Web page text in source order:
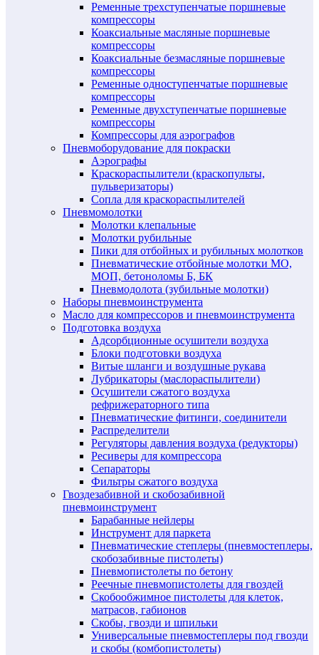
Ременные трехступенчатые поршневые
компрессоры
Коаксиальные масляные поршневые
компрессоры
Коаксиальные безмасляные поршневые
компрессоры
Ременные одноступенчатые поршневые
компрессоры
Ременные двухступенчатые поршневые
компрессоры
Компрессоры для аэрографов
Пневмоборудование для покраски
Аэрографы
Краскораспылители (краскопульты,
пульверизаторы)
Сопла для краскораспылителей
Пневмомолотки
Молотки клепальные
Молотки рубильные
Пики для отбойных и рубильных молотков
Пневматические отбойные молотки МО,
МОП, бетоноломы Б, БК
Пневмодолота (зубильные молотки)
Наборы пневмоинструмента
Масло для компрессоров и пневмоинструмента
Подготовка воздуха
Адсорбционные осушители воздуха
Блоки подготовки воздуха
Витые шланги и воздушные рукава
Лубрикаторы (маслораспылители)
Осушители сжатого воздуха
рефрижераторного типа
Пневматические фитинги, соединители
Распределители
Регуляторы давления воздуха (редукторы)
Ресиверы для компрессора
Сепараторы
Фильтры сжатого воздуха
Гвоздезабивной и скобозабивной
пневмоинструмент
Барабанные нейлеры
Инструмент для паркета
Пневматические степлеры (пневмостеплеры,
скобозабивные пистолеты)
Пневмопистолеты по бетону
Реечные пневмопистолеты для гвоздей
Скобообжимное пистолеты для клеток,
матрасов, габионов
Скобы, гвозди и шпильки
Универсальные пневмостеплеры под гвозди
и скобы (комбопистолеты)